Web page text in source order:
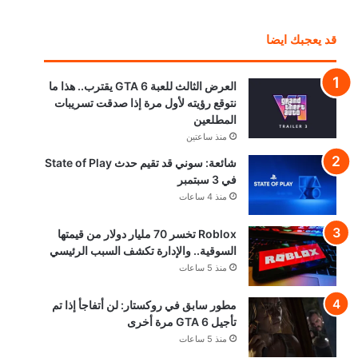
قد يعجبك ايضا
العرض الثالث للعبة GTA 6 يقترب.. هذا ما
نتوقع رؤيته لأول مرة إذا صدقت تسريبات
المطلعين
منذ ساعتين
شائعة: سوني قد تقيم حدث State of Play
في 3 سبتمبر
منذ 4 ساعات
Roblox تخسر 70 مليار دولار من قيمتها
السوقية.. والإدارة تكشف السبب الرئيسي
منذ 5 ساعات
مطور سابق في روكستار: لن أتفاجأ إذا تم
تأجيل GTA 6 مرة أخرى
منذ 5 ساعات